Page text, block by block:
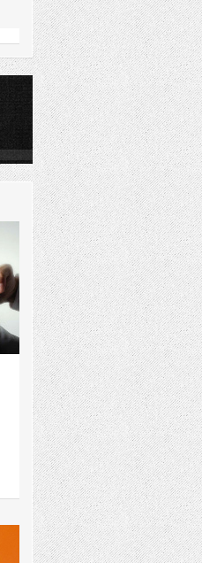
KAMUTI JENŐ
Mindig megtisztelő eredményes,
legendás olimpikonnal kávézni.
Kamuti jenő esetében engem
mindig a körítés érdekelt jobban.
Tényleg kapott-e ki döntőn, csak
mert túlzottan fair versenyző volt?
Bánja?...